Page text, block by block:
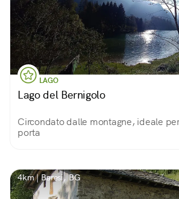
LAGO
Lago del Bernigolo
Circondato dalle montagne, ideale
porta
4km | Baresi, BG